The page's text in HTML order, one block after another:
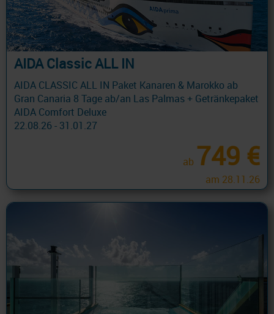
AIDA Classic ALL IN
AIDA CLASSIC ALL IN Paket Kanaren & Marokko ab
Gran Canaria 8 Tage ab/an Las Palmas + Getränkepaket
AIDA Comfort Deluxe
22.08.26 - 31.01.27
ab 749 €
am 28.11.26